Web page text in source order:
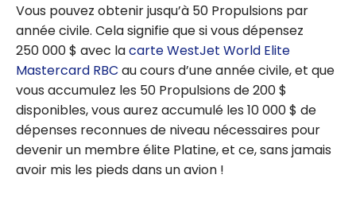
Vous pouvez obtenir jusqu’à 50 Propulsions par
année civile. Cela signifie que si vous dépensez
250 000 $ avec lacarte WestJet World Elite
Mastercard RBC au cours d’une année civile, et que
vous accumulez les 50 Propulsions de 200 $
disponibles, vous aurez accumulé les 10 000 $ de
dépenses reconnues de niveau nécessaires pour
devenir un membre élite Platine, et ce, sans jamais
avoir mis les pieds dans un avion !